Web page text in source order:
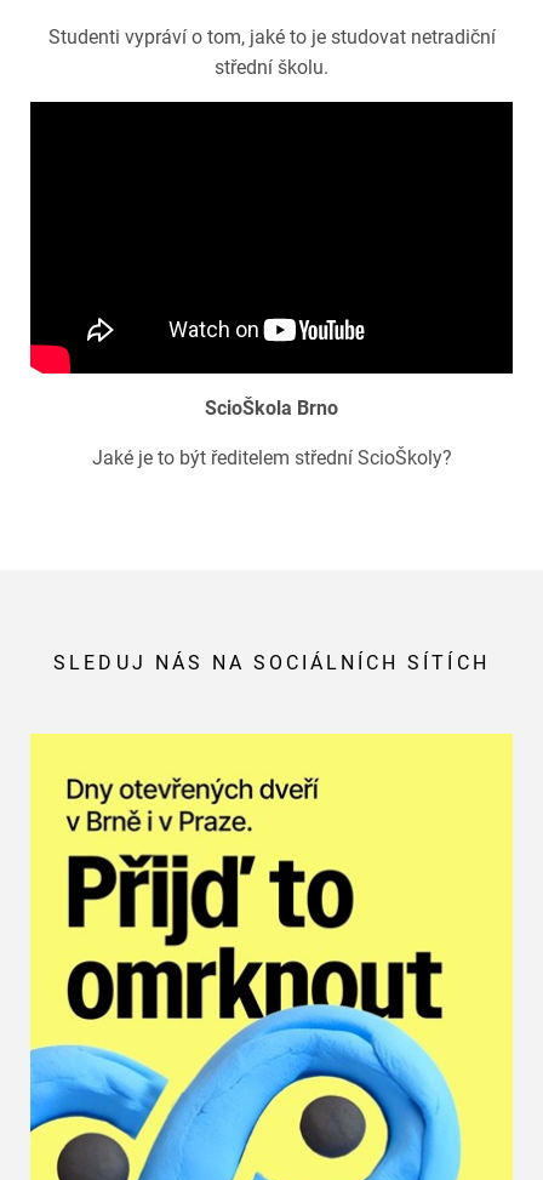
Studenti vypráví o tom, jaké to je studovat netradiční
střední školu.
ScioŠkola Brno
Jaké je to být ředitelem střední ScioŠkoly?
SLEDUJ NÁS NA SOCIÁLNÍCH SÍTÍCH